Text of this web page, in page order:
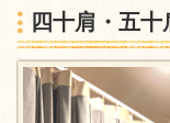
四十肩・五十